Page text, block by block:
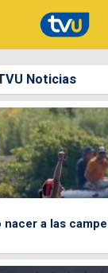
Noticias
nacer a las